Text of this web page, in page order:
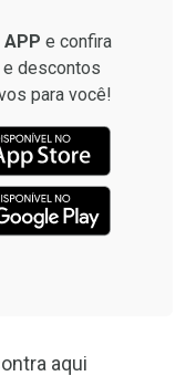
APP e confira
descontos
para você!
aqui